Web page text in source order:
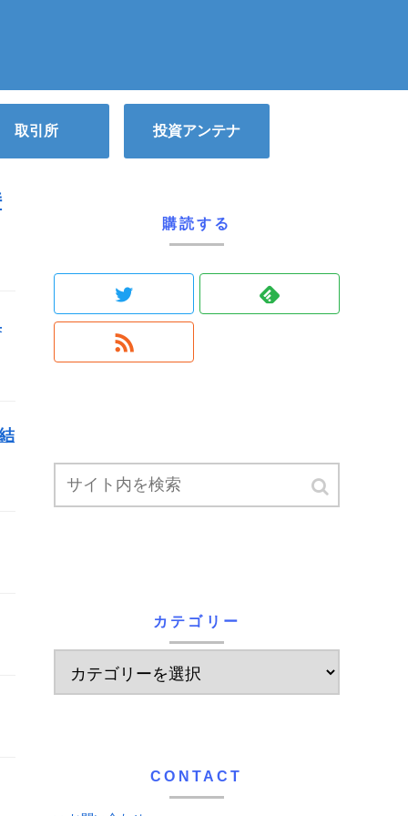
取引所 投資アンテナ
購読する
カテゴリー
CONTACT